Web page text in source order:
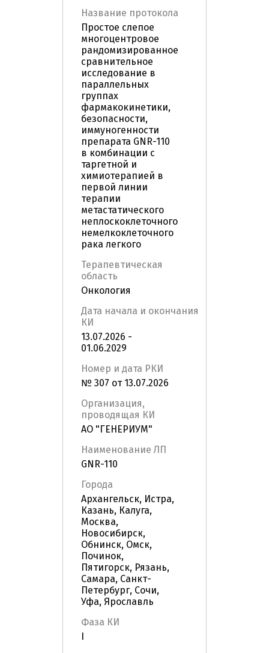
Название протокола
Простое слепое
многоцентровое
рандомизированное
сравнительное
исследование в
параллельных
группах
фармакокинетики,
безопасности,
иммуногенности
препарата GNR-110
в комбинации с
таргетной и
химиотерапией в
первой линии
терапии
метастатического
неплоскоклеточного
немелкоклеточного
рака легкого
Терапевтическая
область
Онкология
Дата начала и окончания
КИ
13.07.2026 -
01.06.2029
Номер и дата РКИ
№ 307 от 13.07.2026
Организация,
проводящая КИ
АО "ГЕНЕРИУМ"
Наименование ЛП
GNR-110
Города
Архангельск, Истра,
Казань, Калуга,
Москва,
Новосибирск,
Обнинск, Омск,
Починок,
Пятигорск, Рязань,
Самара, Санкт-
Петербург, Сочи,
Уфа, Ярославль
Фаза КИ